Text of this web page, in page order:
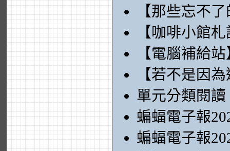
【那些忘不
【咖啡小館
【電腦補給
【若不是因
單元分類閱讀
蝙蝠電子報
蝙蝠電子報